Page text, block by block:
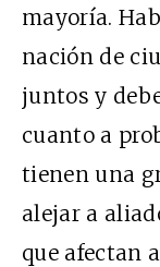
mayoría.
nación de
juntos y
cuanto a
tienen una
alejar a
que afectan